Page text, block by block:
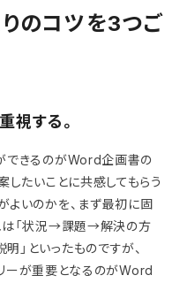
のコツを3つご
視する。
できるのがWord企画書の
したいことに共感してもらう
よいのかを、まず最初に固
は「状況→課題→解決の方
といったものですが、
ーが重要となるのがWord